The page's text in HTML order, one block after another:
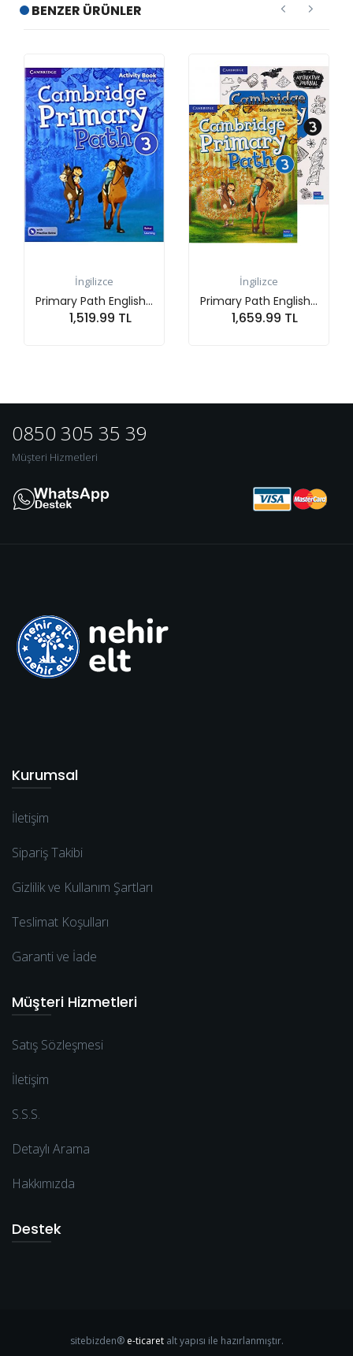
BENZER ÜRÜNLER
İngilizce
Primary Path English...
1,519.99 TL
İngilizce
Primary Path English...
1,659.99 TL
0850 305 35 39
Müşteri Hizmetleri
Kurumsal
İletişim
Sipariş Takibi
Gizlilik ve Kullanım Şartları
Teslimat Koşulları
Garanti ve İade
Müşteri Hizmetleri
Satış Sözleşmesi
İletişim
S.S.S.
Detaylı Arama
Hakkımızda
Destek
sitebizden® e-ticaretalt yapısı ile hazırlanmıştır.